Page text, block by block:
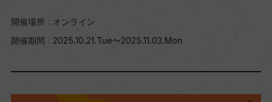
開催場所
オンライン
開催期間
2025.10.21.Tue〜2025.11.03.Mon